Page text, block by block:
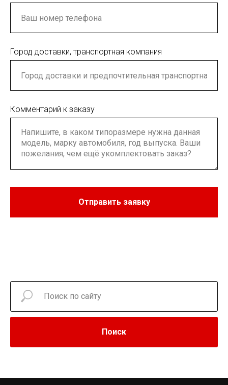
Город доставки, транспортная компания
Комментарий к заказу
Отправить заявку
Поиск